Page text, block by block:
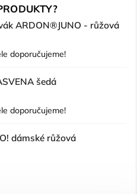
ARDON®JUNO - růžová
doporučujeme!
šedá
doporučujeme!
dámské růžová